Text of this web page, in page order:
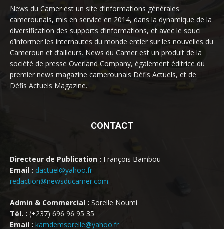
News du Camer est un site d’informations générales
camerounais, mis en service en 2014, dans la dynamique de la
diversification des supports d’informations, et avec le souci
d’informer les internautes du monde entier sur les nouvelles du
Cameroun et d’ailleurs. News du Camer est un produit de la
société de presse Overland Company, également éditrice du
premier news magazine camerounais Défis Actuels, et de
Défis Actuels Magazine.
CONTACT
Directeur de Publication : François Bambou
Email : dactuel@yahoo.fr
redaction@newsducamer.com
Admin & Commercial : Sorelle Noumi
Tél. : (+237) 696 96 95 35
Email : kamdemsorelle@yahoo.fr